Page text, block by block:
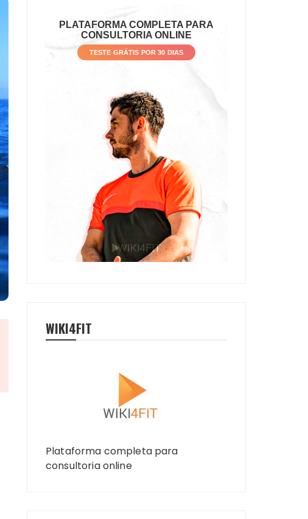
PLATAFORMA COMPLETA PARA
CONSULTORIA ONLINE
TESTE GRÁTIS POR 30 DIAS
WIKI4FIT
Plataforma completa para
consultoria online